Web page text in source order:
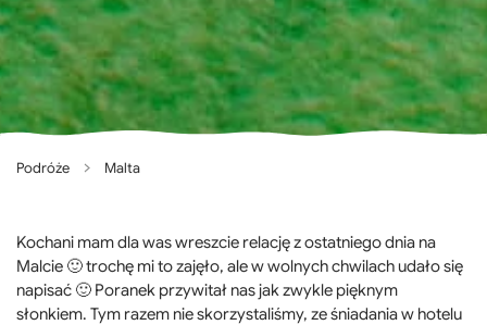
Podróże Malta
Kochani mam dla was wreszcie relację z ostatniego dnia na
Malcie 🙂 trochę mi to zajęło, ale w wolnych chwilach udało się
napisać 🙂 Poranek przywitał nas jak zwykle pięknym
słonkiem. Tym razem nie skorzystaliśmy, ze śniadania w hotelu